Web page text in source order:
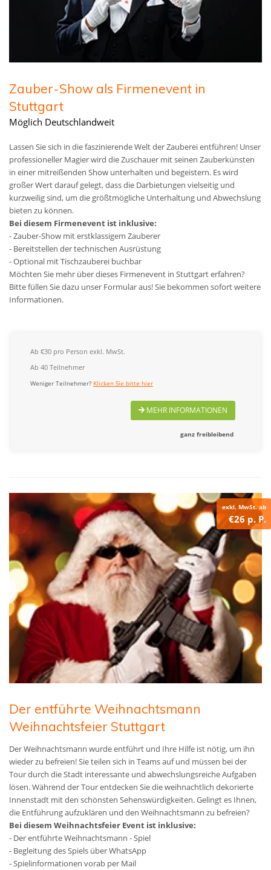
Zauber-Show als Firmenevent in
Stuttgart
Möglich Deutschlandweit
Lassen Sie sich in die faszinierende Welt der Zauberei entführen! Unser
professioneller Magier wird die Zuschauer mit seinen Zauberkünsten
in einer mitreißenden Show unterhalten und begeistern. Es wird
großer Wert darauf gelegt, dass die Darbietungen vielseitig und
kurzweilig sind, um die größtmögliche Unterhaltung und Abwechslung
bieten zu können.
Bei diesem Firmenevent ist inklusive:
- Zauber-Show mit erstklassigem Zauberer
- Bereitstellen der technischen Ausrüstung
- Optional mit Tischzauberei buchbar
Möchten Sie mehr über dieses Firmenevent in Stuttgart erfahren?
Bitte füllen Sie dazu unser Formular aus! Sie bekommen sofort weitere
Informationen.
Ab €30 pro Person exkl. MwSt.
Ab 40 Teilnehmer
Weniger Teilnehmer? Klicken Sie bitte hier
MEHR INFORMATIONEN
ganz freibleibend
exkl. MwSt. ab
€26 p. P.
Der entführte Weihnachtsmann
Weihnachtsfeier Stuttgart
Der Weihnachtsmann wurde entführt und Ihre Hilfe ist nötig, um ihn
wieder zu befreien! Sie teilen sich in Teams auf und müssen bei der
Tour durch die Stadt interessante und abwechslungsreiche Aufgaben
lösen. Während der Tour entdecken Sie die weihnachtlich dekorierte
Innenstadt mit den schönsten Sehenswürdigkeiten. Gelingt es Ihnen,
die Entführung aufzuklären und den Weihnachtsmann zu befreien?
Bei diesem Weihnachtsfeier Event ist inklusive:
- Der entführte Weihnachtsmann - Spiel
- Begleitung des Spiels über WhatsApp
- Spielinformationen vorab per Mail